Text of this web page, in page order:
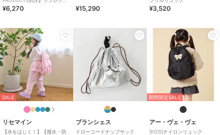
ー付リュック 16L
¥6,270 ¥15,290 ¥3,520
SALE
リセマイン
【水をはじく！】【撥水・防
ブランシェス
ドローコードナップサック
期間限定SALE
アー・ヴェ・ヴェ
[KIDS]ナイロンリュック